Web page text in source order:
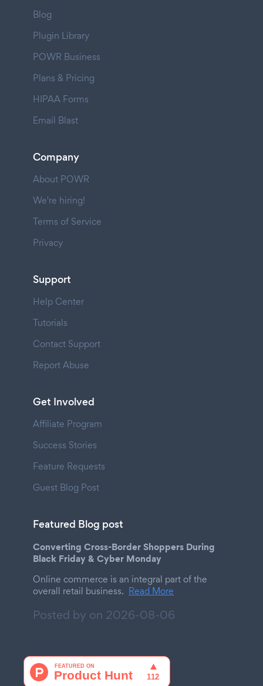
Blog
Plugin Library
POWR Business
Plans & Pricing
HIPAA Forms
Email Blast
Company
About POWR
We're hiring!
Terms of Service
Privacy
Support
Help Center
Tutorials
Contact Support
Report Abuse
Get Involved
Affiliate Program
Success Stories
Feature Requests
Guest Blog Post
Featured Blog post
Converting Cross-Border Shoppers During
Black Friday & Cyber Monday
Online commerce is an integral part of the
overall retail business. Read More
Posted by on 2026-08-06